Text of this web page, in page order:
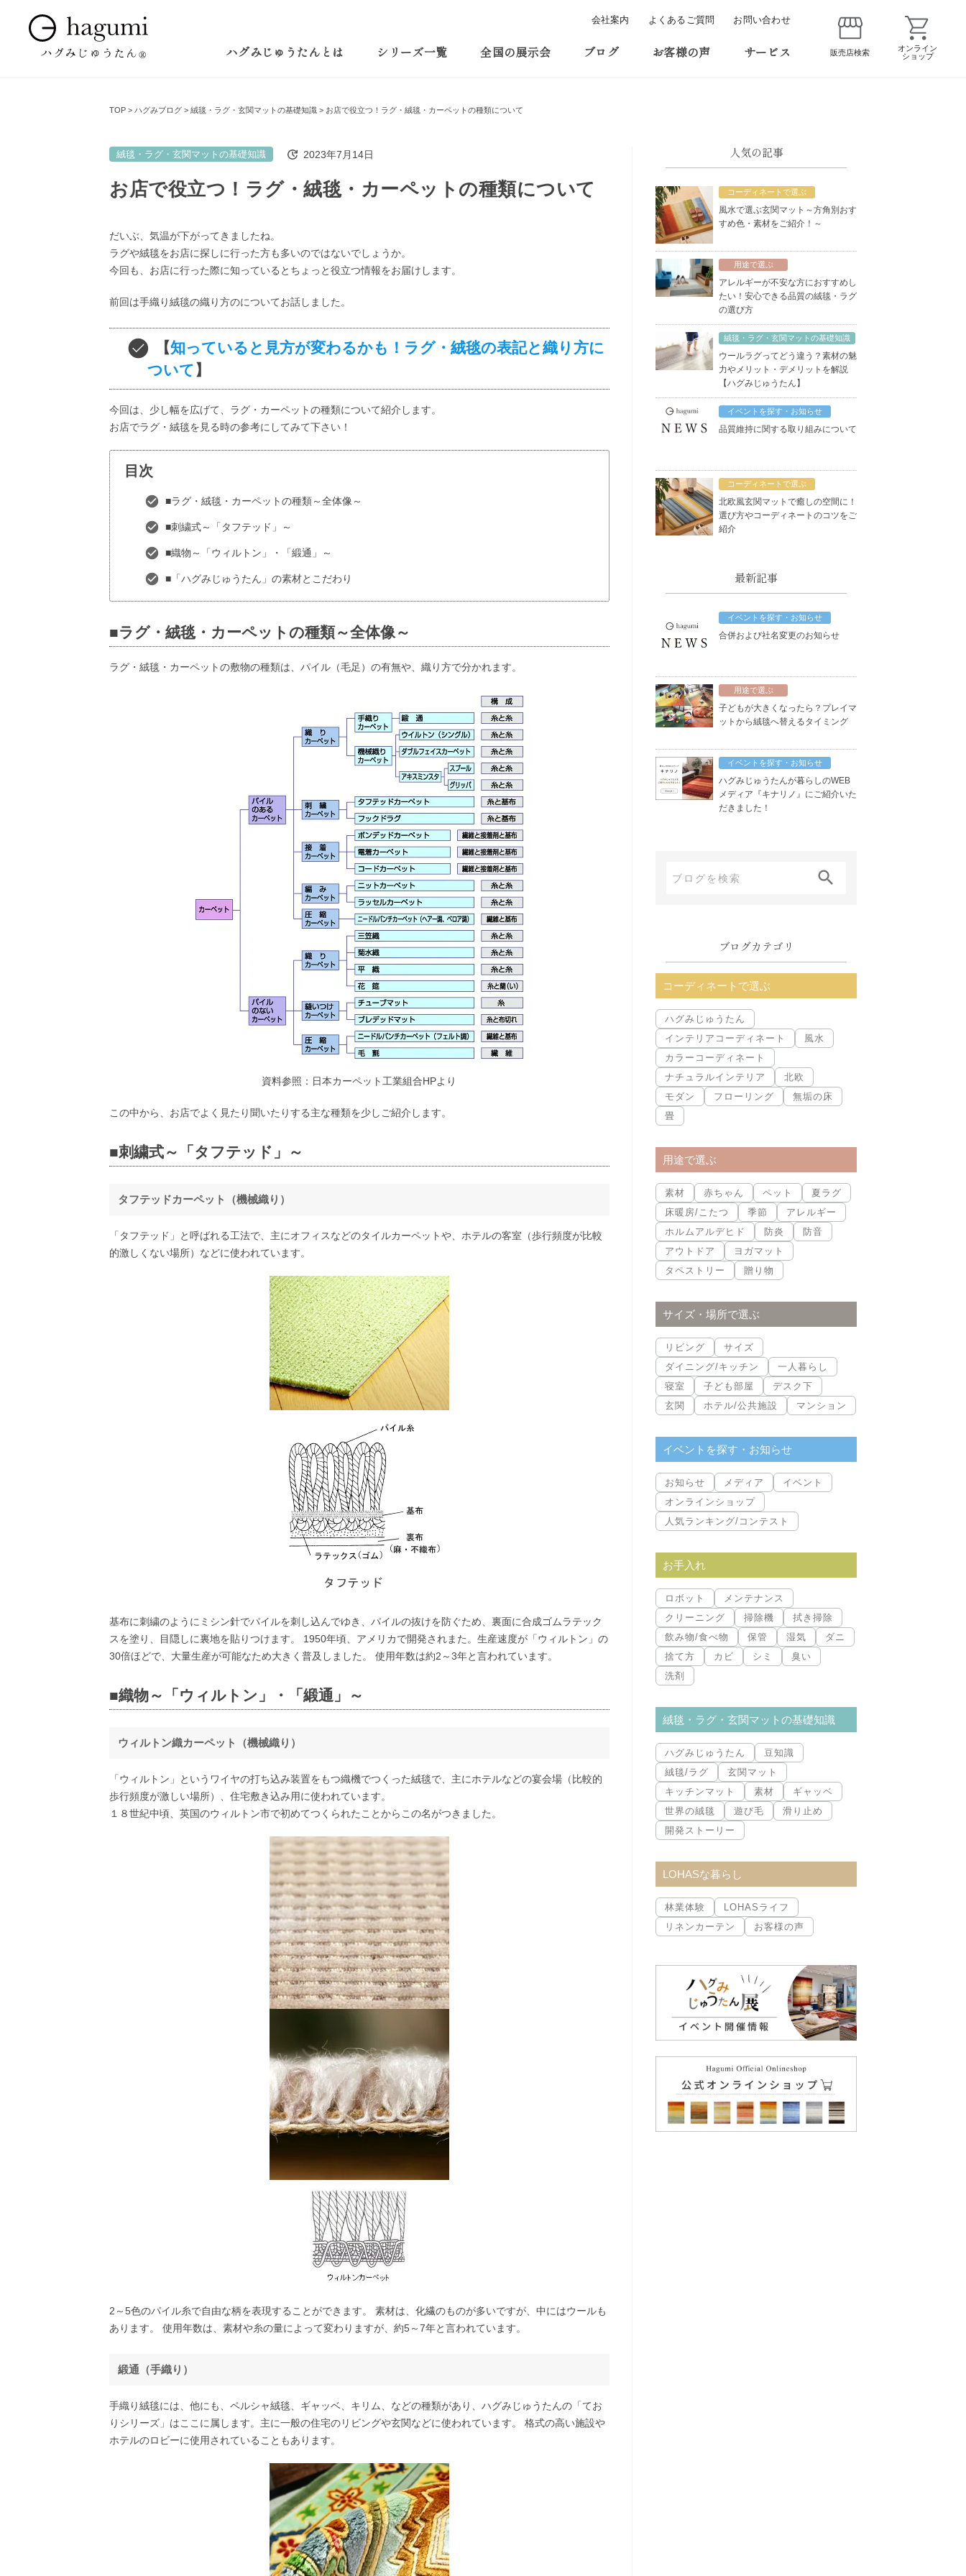
ハグみじゅうたんとは シリーズ一覧 全国の展示会 ブログ お客様の声 サービス
会社案内 よくあるご質問 お問い合わせ
販売店検索
オンライン
ショップ
TOP ハグみブログ 絨毯・ラグ・玄関マットの基礎知識 お店で役立つ！ラグ・絨毯・カーペットの種類について
お店で役立つ！ラグ・絨毯・カーペットの種類について
絨毯・ラグ・玄関マットの基礎知識 2023年7月14日
だいぶ、気温が下がってきましたね。
ラグや絨毯をお店に探しに行った方も多いのではないでしょうか。
今回も、お店に行った際に知っているとちょっと役立つ情報をお届けします。
前回は手織り絨毯の織り方のについてお話しました。
【知っていると見方が変わるかも！ラグ・絨毯の表記と織り方に
ついて 】
今回は、少し幅を広げて、ラグ・カーペットの種類について紹介します。
お店でラグ・絨毯を見る時の参考にしてみて下さい！
目次
■ラグ・絨毯・カーペットの種類～全体像～
■刺繍式～「タフテッド」～
■織物～「ウィルトン」・「緞通」～
■「ハグみじゅうたん」の素材とこだわり
■ラグ・絨毯・カーペットの種類～全体像～
ラグ・絨毯・カーペットの敷物の種類は、パイル（毛足）の有無や、織り方で分かれます。
資料参照：日本カーペット工業組合HPより
この中から、お店でよく見たり聞いたりする主な種類を少しご紹介します。
■刺繍式～「タフテッド」～
タフテッドカーペット（機械織り）
「タフテッド」と呼ばれる工法で、主にオフィスなどのタイルカーペットや、ホテルの客室（歩行頻度が比較
的激しくない場所）などに使われています。
基布に刺繍のようにミシン針でパイルを刺し込んでゆき、パイルの抜けを防ぐため、裏面に合成ゴムラテック
スを塗り、目隠しに裏地を貼りつけます。 1950年頃、アメリカで開発されまた。生産速度が「ウィルトン」の
30倍ほどで、大量生産が可能なため大きく普及しました。 使用年数は約2～3年と言われています。
■織物～「ウィルトン」・「緞通」～
ウィルトン織カーペット（機械織り）
「ウィルトン」というワイヤの打ち込み装置をもつ織機でつくった絨毯で、主にホテルなどの宴会場（比較的
歩行頻度が激しい場所）、住宅敷き込み用に使われています。
１８世紀中頃、英国のウィルトン市で初めてつくられたことからこの名がつきました。
2～5色のパイル糸で自由な柄を表現することができます。 素材は、化繊のものが多いですが、中にはウールも
あります。 使用年数は、素材や糸の量によって変わりますが、約5～7年と言われています。
緞通（手織り）
手織り絨毯には、他にも、ペルシャ絨毯、ギャッベ、キリム、などの種類があり、ハグみじゅうたんの「てお
りシリーズ」はここに属します。主に一般の住宅のリビングや玄関などに使われています。 格式の高い施設や
ホテルのロビーに使用されていることもあります。
人気の記事
コーディネートで選ぶ
風水で選ぶ玄関マット～方角別おす
すめ色・素材をご紹介！～
用途で選ぶ
アレルギーが不安な方におすすめし
たい！安心できる品質の絨毯・ラグ
の選び方
絨毯・ラグ・玄関マットの基礎知識
ウールラグってどう違う？素材の魅
力やメリット・デメリットを解説
【ハグみじゅうたん】
イベントを探す・お知らせ
品質維持に関する取り組みについて
コーディネートで選ぶ
北欧風玄関マットで癒しの空間に！
選び方やコーディネートのコツをご
紹介
最新記事
イベントを探す・お知らせ
合併および社名変更のお知らせ
用途で選ぶ
子どもが大きくなったら？プレイマ
ットから絨毯へ替えるタイミング
イベントを探す・お知らせ
ハグみじゅうたんが暮らしのWEB
メディア『キナリノ』にご紹介いた
だきました！
ブ
索:
ブログカテゴリ
コーディネートで選ぶ
ハグみじゅうたん
インテリアコーディネート
風水
カラーコーディネート
ナチュラルインテリア
北欧
モダン
フローリング
無垢の床
畳
用途で選ぶ
素材 赤ちゃん ペット
夏ラグ
床暖房/こたつ
季節
アレルギー
ホルムアルデヒド
防炎
防音
アウトドア
ヨガマット
タペストリー
贈り物
サイズ・場所で選ぶ
リビング
サイズ
ダイニング/キッチン
一人暮らし
寝室
子ども部屋
デスク下
玄関
ホテル/公共施設 マンション
イベントを探す・お知らせ
お知らせ メディア
イベント
オンラインショップ
人気ランキング/コンテスト
お手入れ
ロボット
メンテナンス
クリーニング
掃除機
拭き掃除
飲み物/食べ物
保管 湿気
ダニ
捨て方
カビ シミ
臭い
洗剤
絨毯・ラグ・玄関マットの基礎知識
ハグみじゅうたん
豆知識
絨毯/ラグ
玄関マット
キッチンマット
素材
ギャッベ
世界の絨毯
遊び毛
滑り止め
開発ストーリー
LOHASな暮らし
林業体験
LOHASライフ
リネンカーテン
お客様の声